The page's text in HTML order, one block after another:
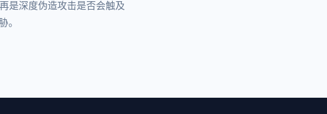
是深度伪造攻击是否会触及
。